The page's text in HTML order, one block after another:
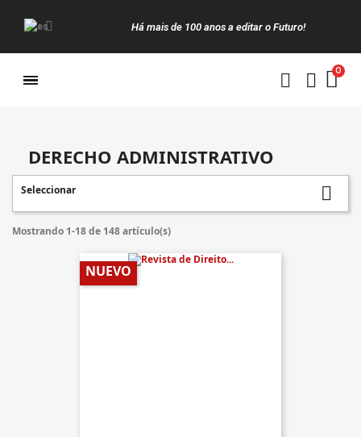
Há mais de 100 anos a editar o Futuro!
DERECHO ADMINISTRATIVO
Seleccionar 
Mostrando 1-18 de 148 artículo(s)
NUEVO